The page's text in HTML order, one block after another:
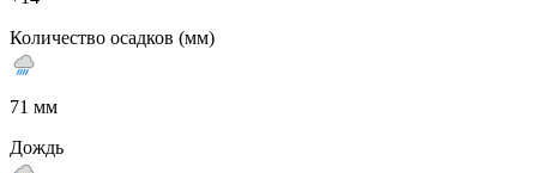
Количество осадков (мм)
71 мм
Дождь